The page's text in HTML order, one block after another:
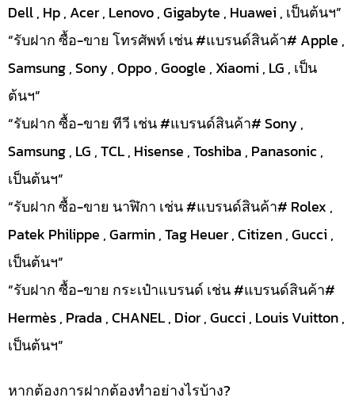
Dell , Hp , Acer , Lenovo , Gigabyte , Huawei , เป็นต้นฯ”
“รับฝาก ซื้อ-ขาย โทรศัพท์ เช่น #แบรนด์สินค้า# Apple ,
Samsung , Sony , Oppo , Google , Xiaomi , LG , เป็น
ต้นฯ”
“รับฝาก ซื้อ-ขาย ทีวี เช่น #แบรนด์สินค้า# Sony ,
Samsung , LG , TCL , Hisense , Toshiba , Panasonic ,
เป็นต้นฯ”
“รับฝาก ซื้อ-ขาย นาฬิกา เช่น #แบรนด์สินค้า# Rolex ,
Patek Philippe , Garmin , Tag Heuer , Citizen , Gucci ,
เป็นต้นฯ”
“รับฝาก ซื้อ-ขาย กระเป๋าแบรนด์ เช่น #แบรนด์สินค้า#
Hermès , Prada , CHANEL , Dior , Gucci , Louis Vuitton ,
เป็นต้นฯ”
หากต้องการฝากต้องทำอย่างไรบ้าง?